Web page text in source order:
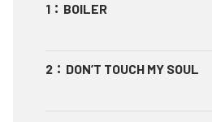
1 ： BOILER
2 ： DON’T TOUCH MY SOUL